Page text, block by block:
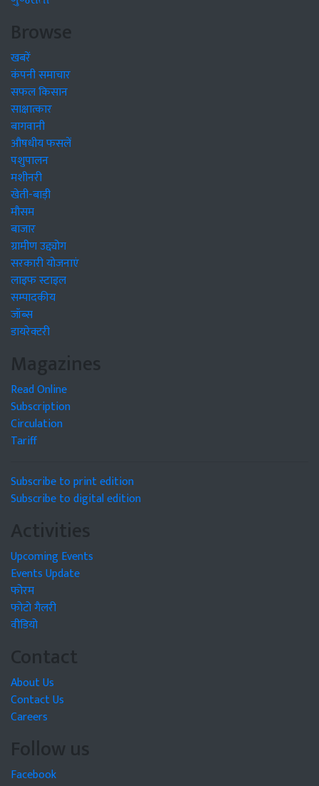
Browse
खबरें
कंपनी समाचार
सफल किसान
साक्षात्कार
बागवानी
औषधीय फसलें
पशुपालन
मशीनरी
खेती-बाड़ी
मौसम
बाजार
ग्रामीण उद्द्योग
सरकारी योजनाएं
लाइफ स्टाइल
सम्पादकीय
जॉब्स
डायरेक्टरी
Magazines
Read Online
Subscription
Circulation
Tariff
Subscribe to print edition
Subscribe to digital edition
Activities
Upcoming Events
Events Update
फोरम
फोटो गैलरी
वीडियो
Contact
About Us
Contact Us
Careers
Follow us
Facebook